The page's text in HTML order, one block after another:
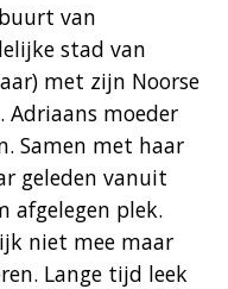
van
stad van
met zijn Noorse
Adriaans moeder
Samen met haar
geleden vanuit
afgelegen plek.
niet mee maar
Lange tijd leek